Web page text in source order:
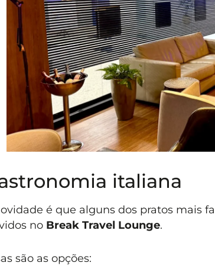
italiana
é que alguns dos pratos mais
no Break Travel Lounge.
são as opções: